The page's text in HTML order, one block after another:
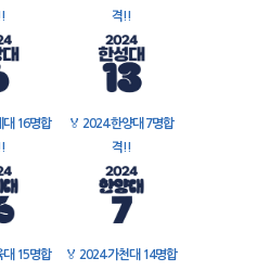
격!!
대 16명합
🏅 2024 한양대 7명합
격!!
대 15명합
🏅 2024 가천대 14명합